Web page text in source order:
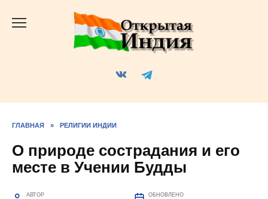
ГЛАВНАЯ » РЕЛИГИИ ИНДИИ
О природе сострадания и его
месте в Учении Будды
АВТОР ОБНОВЛЕНО